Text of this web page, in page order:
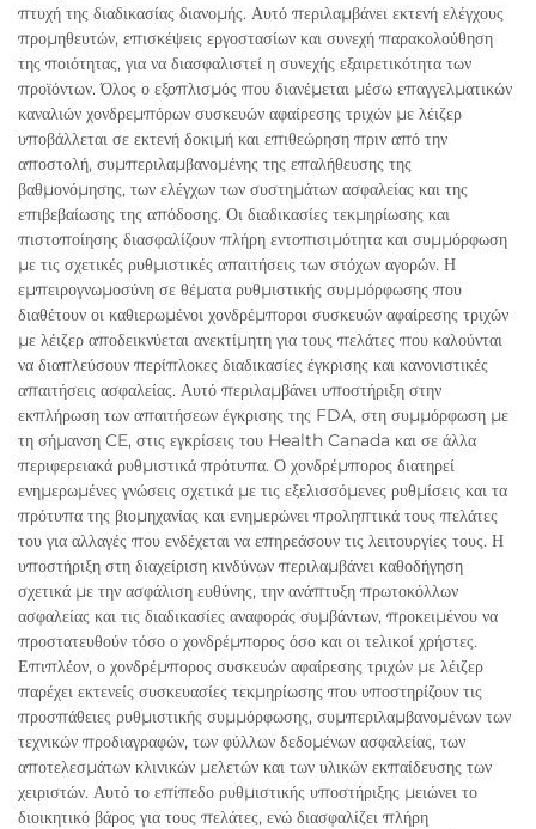
πτυχή της διαδικασίας διανομής. Αυτό περιλαμβάνει εκτενή ελέγχους
προμηθευτών, επισκέψεις εργοστασίων και συνεχή παρακολούθηση
της ποιότητας, για να διασφαλιστεί η συνεχής εξαιρετικότητα των
προϊόντων. Όλος ο εξοπλισμός που διανέμεται μέσω επαγγελματικών
καναλιών χονδρεμπόρων συσκευών αφαίρεσης τριχών με λέιζερ
υποβάλλεται σε εκτενή δοκιμή και επιθεώρηση πριν από την
αποστολή, συμπεριλαμβανομένης της επαλήθευσης της
βαθμονόμησης, των ελέγχων των συστημάτων ασφαλείας και της
επιβεβαίωσης της απόδοσης. Οι διαδικασίες τεκμηρίωσης και
πιστοποίησης διασφαλίζουν πλήρη εντοπισιμότητα και συμμόρφωση
με τις σχετικές ρυθμιστικές απαιτήσεις των στόχων αγορών. Η
εμπειρογνωμοσύνη σε θέματα ρυθμιστικής συμμόρφωσης που
διαθέτουν οι καθιερωμένοι χονδρέμποροι συσκευών αφαίρεσης τριχών
με λέιζερ αποδεικνύεται ανεκτίμητη για τους πελάτες που καλούνται
να διαπλεύσουν περίπλοκες διαδικασίες έγκρισης και κανονιστικές
απαιτήσεις ασφαλείας. Αυτό περιλαμβάνει υποστήριξη στην
εκπλήρωση των απαιτήσεων έγκρισης της FDA, στη συμμόρφωση με
τη σήμανση CE, στις εγκρίσεις του Health Canada και σε άλλα
περιφερειακά ρυθμιστικά πρότυπα. Ο χονδρέμπορος διατηρεί
ενημερωμένες γνώσεις σχετικά με τις εξελισσόμενες ρυθμίσεις και τα
πρότυπα της βιομηχανίας και ενημερώνει προληπτικά τους πελάτες
του για αλλαγές που ενδέχεται να επηρεάσουν τις λειτουργίες τους. Η
υποστήριξη στη διαχείριση κινδύνων περιλαμβάνει καθοδήγηση
σχετικά με την ασφάλιση ευθύνης, την ανάπτυξη πρωτοκόλλων
ασφαλείας και τις διαδικασίες αναφοράς συμβάντων, προκειμένου να
προστατευθούν τόσο ο χονδρέμπορος όσο και οι τελικοί χρήστες.
Επιπλέον, ο χονδρέμπορος συσκευών αφαίρεσης τριχών με λέιζερ
παρέχει εκτενείς συσκευασίες τεκμηρίωσης που υποστηρίζουν τις
προσπάθειες ρυθμιστικής συμμόρφωσης, συμπεριλαμβανομένων των
τεχνικών προδιαγραφών, των φύλλων δεδομένων ασφαλείας, των
αποτελεσμάτων κλινικών μελετών και των υλικών εκπαίδευσης των
χειριστών. Αυτό το επίπεδο ρυθμιστικής υποστήριξης μειώνει το
διοικητικό βάρος για τους πελάτες, ενώ διασφαλίζει πλήρη